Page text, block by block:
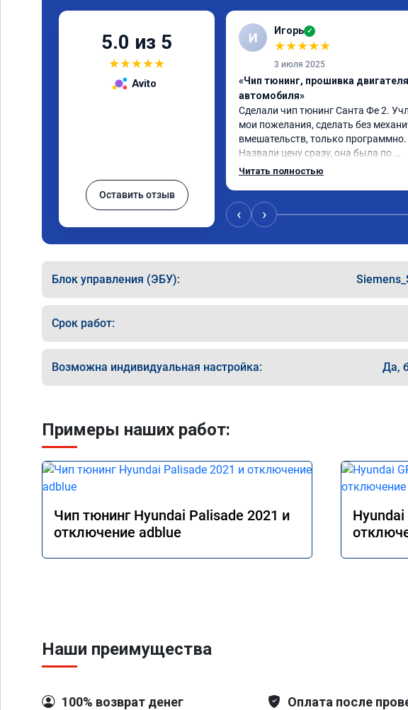
5.0 из 5
★★★★★
Avito
Оставить отзыв
И Игорь ✓
★★★★★
3 июля 2025
«Чип тюнинг, прошивка двигателя
автомобиля»
Сделали чип тюнинг Санта Фе 2.
мои пожелания, сделать без
вмешательств, только программно.
Назвали цену сразу, она была по
окончании работ без изменений.
качественно сделал работу. Спасибо
большое и процветания сервису!!!
Читать полностью
‹ ›
Блок управления (ЭБУ):
Срок работ:
Возможна индивидуальная настройка: Да,
Примеры наших работ:
Чип тюнинг Hyundai Palisade 2021 и
отключение adblue
Hyundai
Наши преимущества
100% возврат денег Оплата после